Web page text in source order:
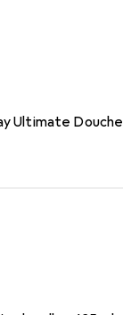
Ultimate Douche